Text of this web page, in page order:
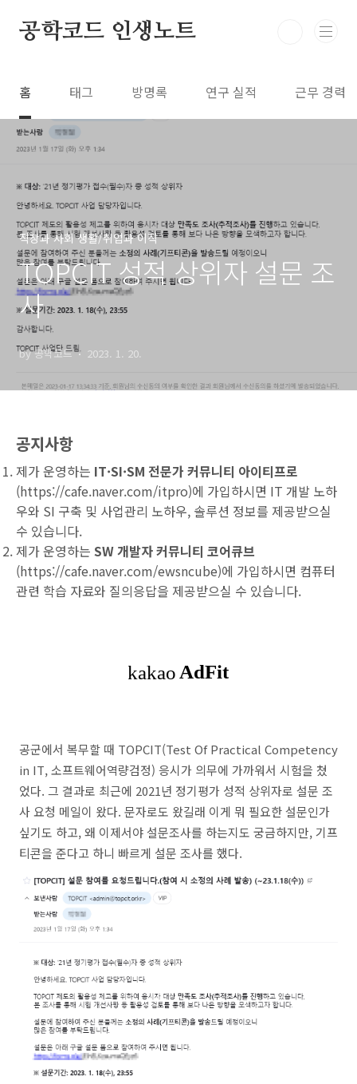
공학코드 인생노트
홈 태그 방명록 연구 실적 근무 경력
직장과 사회 생활/취업과 이직
TOPCIT 성적 상위자 설문 조
사
by 공학코드 2023. 1. 20.
공지사항
제가 운영하는 IT·SI·SM 전문가 커뮤니티 아이티프로
(https://cafe.naver.com/itpro)에 가입하시면 IT 개발 노하
우와 SI 구축 및 사업관리 노하우, 솔루션 정보를 제공받으실
수 있습니다.
제가 운영하는 SW 개발자 커뮤니티 코어큐브
(https://cafe.naver.com/ewsncube)에 가입하시면 컴퓨터
관련 학습 자료와 질의응답을 제공받으실 수 있습니다.
공군에서 복무할 때 TOPCIT(Test Of Practical Competency
in IT, 소프트웨어역량검정) 응시가 의무에 가까워서 시험을 쳤
었다. 그 결과로 최근에 2021년 정기평가 성적 상위자로 설문 조
사 요청 메일이 왔다. 문자로도 왔길래 이게 뭐 필요한 설문인가
싶기도 하고, 왜 이제서야 설문조사를 하는지도 궁금하지만, 기프
티콘을 준다고 하니 빠르게 설문 조사를 했다.